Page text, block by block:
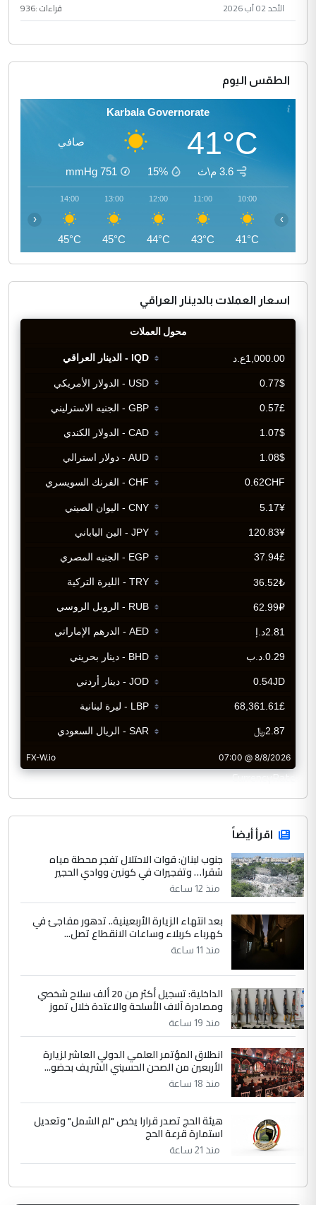
الأحد 02 آب 2026 قراءات :936
الطقس اليوم
Karbala Governorate
41°C صافي
3.6 م\ث 15%
751
mmHg
10:00
41°C
11:00
43°C
12:00
44°C
13:00
45°C
14:00
45°C
‹ ›
اسعار العملات بالدينار العراقي
CurrencyRate
اقرأ أيضاً
جنوب لبنان: قوات الاحتلال تفجر محطة مياه
شقرا… وتفجيرات في كونين ووادي الحجير
منذ 12 ساعة
بعد انتهاء الزيارة الأربعينية.. تدهور مفاجئ في
كهرباء كربلاء وساعات الانقطاع تصل...
منذ 11 ساعة
الداخلية: تسجيل أكثر من 20 ألف سلاح شخصي
ومصادرة آلاف الأسلحة والاعتدة خلال تموز
منذ 19 ساعة
انطلاق المؤتمر العلمي الدولي العاشر لزيارة
الأربعين من الصحن الحسيني الشريف بحضو...
منذ 18 ساعة
هيئة الحج تصدر قرارا يخص "لم الشمل" وتعديل
استمارة قرعة الحج
منذ 21 ساعة